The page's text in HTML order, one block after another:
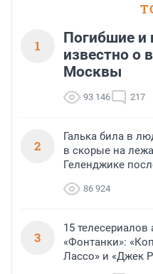
1
Погибшие и
известно о
Москвы
93 146 217
2
Галька била в
в скорые на
Геленджике
86 924
3
15
«Фонтанки»:
Лассо» и «Джек